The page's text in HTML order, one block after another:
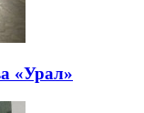
«Урал»